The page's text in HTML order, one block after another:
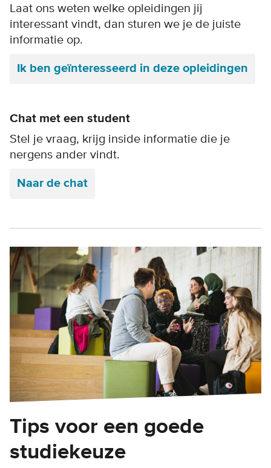
Laat ons weten welke opleidingen jij
interessant vindt, dan sturen we je de juiste
informatie op.
Ik ben geïnteresseerd in deze opleidingen
Chat met een student
Stel je vraag, krijg inside informatie die je
nergens ander vindt.
Naar de chat
Tips voor een goede
studiekeuze